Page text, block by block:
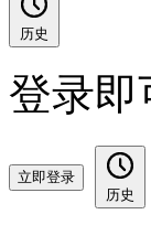
历史
登录即
立即登录
历史